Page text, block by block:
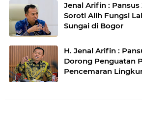
Jenal Arifin : Pansus XV DPRD Jabar
Soroti Alih Fungsi
Sungai di Bogor
H. Jenal Arifin :
Dorong Penguatan
Pencemaran